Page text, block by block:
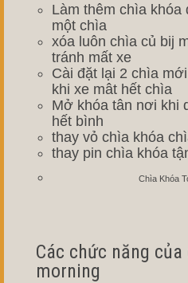
Làm thêm chìa
một chìa
xóa luôn chìa củ bij
tránh mất xe
Cài đặt lại 2 chìa
khi xe mât hết chìa
Mở khóa tân nơi khi
hết bình
thay vỏ chìa khóa
thay pin chìa khóa
Chìa Khóa
Các chức năng
morning